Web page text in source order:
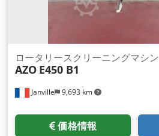
Janville 9,693 km
ロータリースクリーニングマシン
AZO E450 B1
価格情報